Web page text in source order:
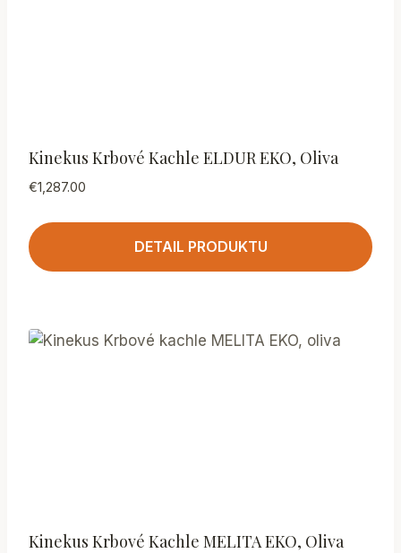
Kinekus Krbové Kachle ELDUR EKO, Oliva
€1,287.00
DETAIL PRODUKTU
Kinekus Krbové Kachle MELITA EKO, Oliva